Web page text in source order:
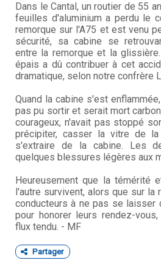
Dans le Cantal, un routier de 55
feuilles d'aluminium a perdu le
remorque sur l'A75 et est venu
sécurité, sa cabine se
entre la remorque et la
épais a dû contribuer à cet
dramatique, selon notre confrère
Quand la cabine s'est
pas pu sortir et serait mort
courageux, n'avait pas stoppé
précipiter, casser la vitre de
s'extraire de la cabine. Les
quelques blessures légères aux
Heureusement que la témérité
l'autre survivent, alors que sur la
conducteurs à ne pas se laisser
pour honorer leurs rendez-
flux tendu. - MF
Partager